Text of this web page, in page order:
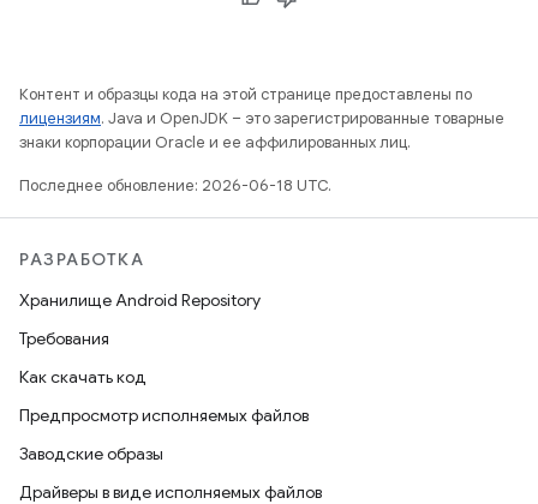
Контент и образцы кода на этой странице предоставлены по
лицензиям. Java и OpenJDK – это зарегистрированные товарные
знаки корпорации Oracle и ее аффилированных лиц.
Последнее обновление: 2026-06-18 UTC.
РАЗРАБОТКА
Хранилище Android Repository
Требования
Как скачать код
Предпросмотр исполняемых файлов
Заводские образы
Драйверы в виде исполняемых файлов